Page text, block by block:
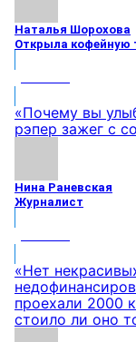
Наталья Шорохова
Открыла кофейную
«Почему вы
рэпер зажег с
Нина Раневская
Журналист
«Нет
проехали 2000
стоило ли оно